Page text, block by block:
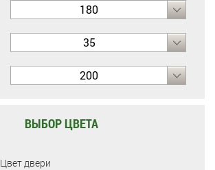
180
35
200
ВЫБОР ЦВЕТА
Цвет двери